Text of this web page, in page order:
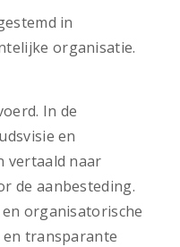
in
organisatie.
In de
en
vertaald naar
de aanbesteding.
organisatorische
transparante